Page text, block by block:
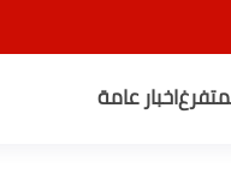
اخبار عامة